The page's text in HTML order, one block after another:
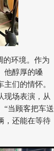
环境。作为
他醇厚的嗓
们的情怀。
现场表演，从
“当顾客把车送
，还能在等待